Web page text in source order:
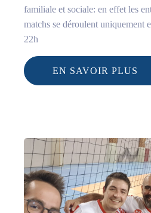
familiale et sociale: en effet les
matchs se déroulent uniquement
22h
EN SAVOIR PLUS